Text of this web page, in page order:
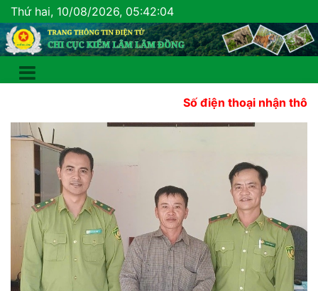
Thứ hai, 10/08/2026, 05:42:06
Số điện thoại nhận thông tin báo